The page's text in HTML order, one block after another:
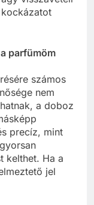
parfümöm
számos
nem
a doboz
precíz, mint
kelthet. Ha a
jel